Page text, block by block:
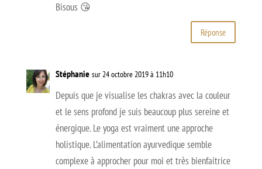
Bisous 😘
Réponse
Stéphanie sur 24 octobre 2019 à 11h10
Depuis que je visualise les chakras avec la couleur
et le sens profond je suis beaucoup plus sereine et
énergique. Le yoga est vraiment une approche
holistique. L’alimentation ayurvedique semble
complexe à approcher pour moi et très bienfaitrice